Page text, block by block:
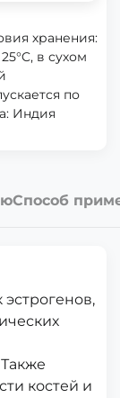
хранения:
в сухом
по
Индия
Способ
эстрогенов,
костей и